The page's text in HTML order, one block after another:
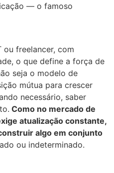
— o famoso
ou freelancer, com
o que define a força de
seja o modelo de
mútua para crescer
necessário, saber
Como no mercado de
atualização constante,
algo em conjunto
ou indeterminado.